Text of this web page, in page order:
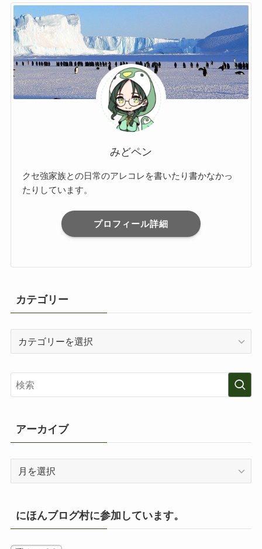
みどペン
クセ強家族との日常のアレコレを書いたり書かなかっ
たりしています。
プロフィール詳細
カテゴリー
リ
ー
アーカイブ
イ
ブ
にほんブログ村に参加しています。